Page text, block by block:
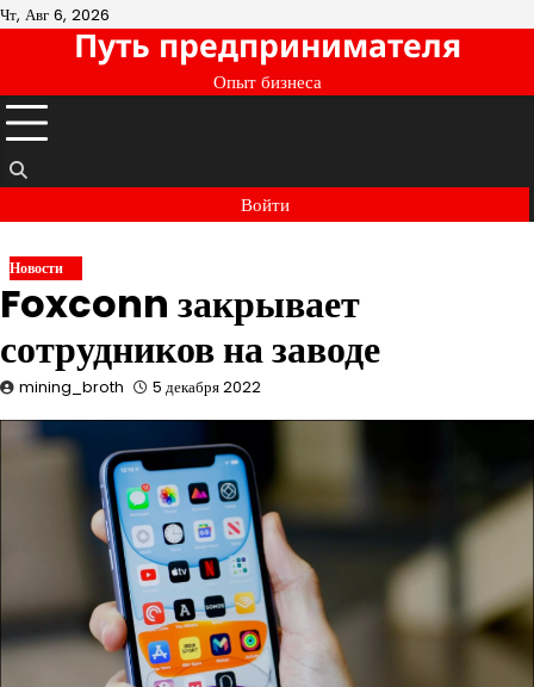
Перейти
содержимому
Чт, Авг 6, 2026
Путь предпринимателя
Опыт бизнеса
Войти
Новости
Foxconn закрывает
сотрудников на заводе
mining_broth 5 декабря 2022